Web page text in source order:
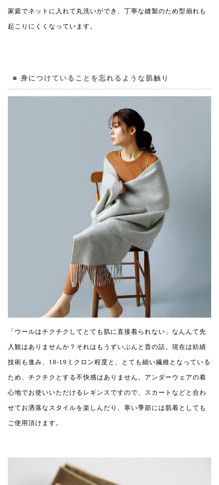
家庭でネットに入れて丸洗いができ、丁寧な縫製のため型崩れも
起こりにくくなっています。
身につけていることを忘れるような肌触り
「ウールはチクチクしてとても肌に直接着られない」なんんて先
入観はありませんか？それはもうずいぶんと昔の話。現在は紡績
技術も進み、18-19ミクロン程度と、とても細い繊維となっている
ため、チクチクとする不快感はありません。アンダーウェアの着
心地でお使いいただけるレギンスですので、スカートなどと合わ
せてお洒落なスタイルを楽しんだり、寒い季節には肌着としても
ご使用頂けます。